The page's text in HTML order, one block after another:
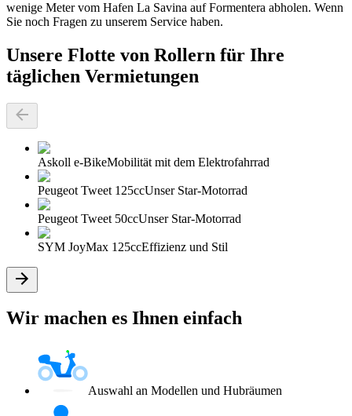
wenige Meter vom Hafen La Savina auf Formentera abholen. Wenn
Sie noch Fragen zu unserem Service haben.
Unsere Flotte von Rollern für Ihre
täglichen Vermietungen
Askoll e-BikeMobilität mit dem Elektrofahrrad
Peugeot Tweet 125ccUnser Star-Motorrad
Peugeot Tweet 50ccUnser Star-Motorrad
SYM JoyMax 125ccEffizienz und Stil
Wir machen es Ihnen einfach
Auswahl an Modellen und Hubräumen